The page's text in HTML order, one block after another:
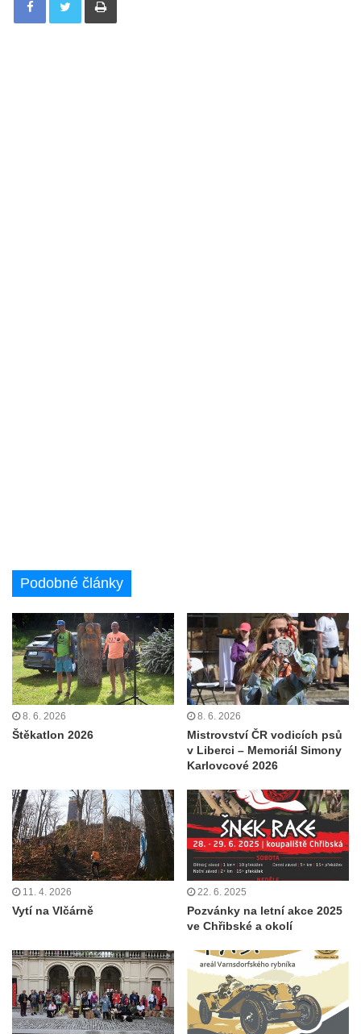
Podobné články
8. 6. 2026
Štěkatlon 2026
8. 6. 2026
Mistrovství ČR vodicích psů
v Liberci – Memoriál Simony
Karlovcové 2026
11. 4. 2026
Vytí na Vlčárně
22. 6. 2025
Pozvánky na letní akce 2025
ve Chřibské a okolí